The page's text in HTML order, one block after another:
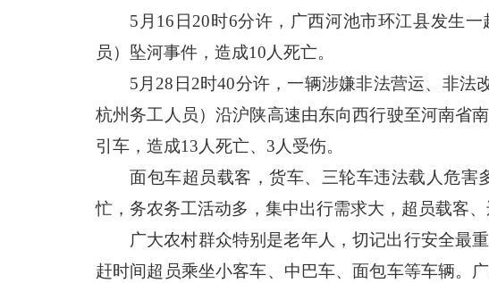
5月16日20时6分许，广西河池市环江县发生
员）坠河事件，造成10人死亡。
5月28日2时40分许，一辆涉嫌非法营运、非
杭州务工人员）沿沪陕高速由东向西行驶至河南省
引车，造成13人死亡、3人受伤。
面包车超员载客，货车、三轮车违法载人危
忙，务农务工活动多，集中出行需求大，超员载客
广大农村群众特别是老年人，切记出行安全最
赶时间超员乘坐小客车、中巴车、面包车等车辆。